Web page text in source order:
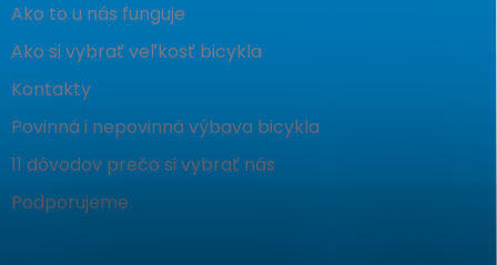
Ako to u nás funguje
Ako si vybrať veľkosť bicykla
Kontakty
Povinná i nepovinná výbava bicykla
11 dôvodov prečo si vybrať nás
Podporujeme